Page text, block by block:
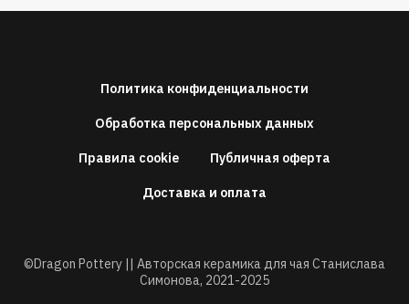
Политика конфиденциальности
Обработка персональных данных
Правила cookie Публичная оферта
Доставка и оплата
©Dragon Pottery || Авторская керамика для чая Станислава
Симонова, 2021-2025